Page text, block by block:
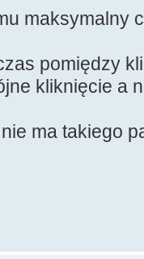
maksymalny
pomiędzy
kliknięcie a
nie ma takiego